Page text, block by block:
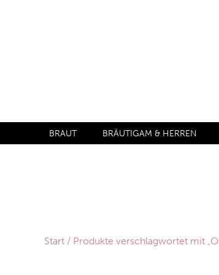
BRAUT BRÄUTIGAM & HERREN
Start / Produkte verschlagwortet mit